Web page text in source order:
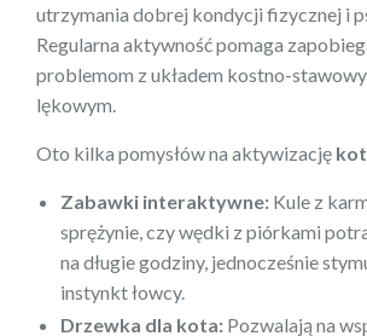
utrzymania dobrej kondycji fizycznej i
Regularna aktywność pomaga
problemom z układem kostno-
lękowym.
Oto kilka pomysłów na aktywizację
Zabawki interaktywne: Kule z
sprężynie, czy wędki z piórkami
na długie godziny, jednocześnie
instynkt łowcy.
Drzewka dla kota: Pozwalają na